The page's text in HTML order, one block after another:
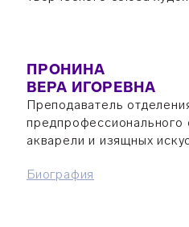
ПРОНИНА
ВЕРА ИГОРЕВНА
Преподаватель
предпрофессионального
акварели и изящных
Биография